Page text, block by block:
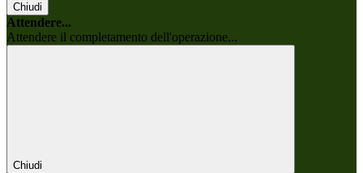
Chiudi
Attendere...
Attendere il completamento dell'operazione...
Chiudi